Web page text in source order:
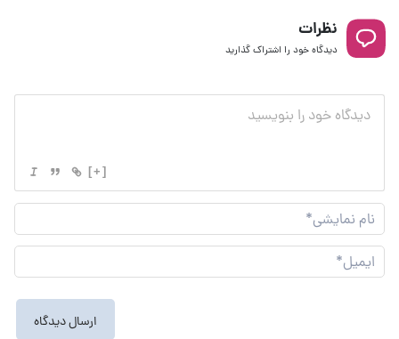
نظرات
دیدگاه خود را اشتراک گذارید
[+]
نام